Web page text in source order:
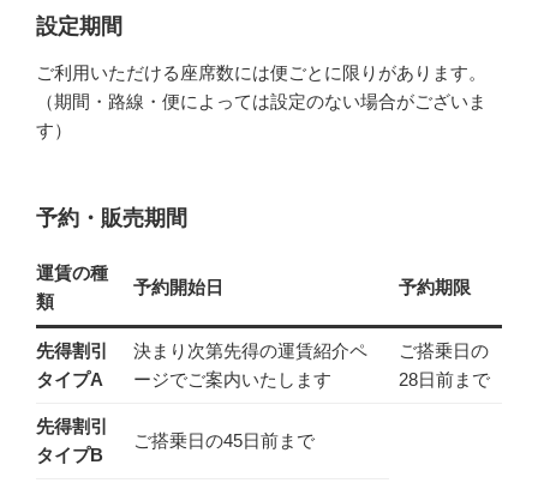
設定期間
ご利用いただける座席数には便ごとに限りがあります。
（期間・路線・便によっては設定のない場合がございま
す）
予約・販売期間
運賃の種
類
予約開始日 予約期限
先得割引
タイプA
決まり次第先得の運賃紹介ペ
ージでご案内いたします
ご搭乗日の
28日前まで
先得割引
タイプB
ご搭乗日の45日前まで